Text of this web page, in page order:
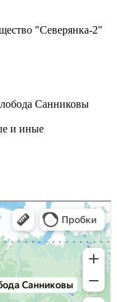
"Северянка-2"
Санниковы
и иные